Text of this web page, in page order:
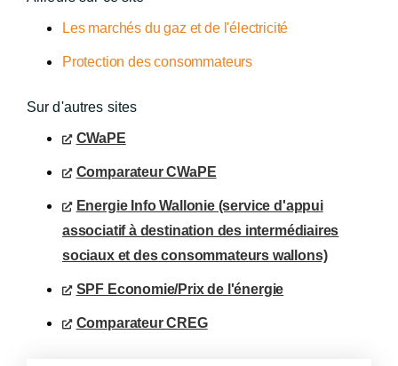
Les marchés du gaz et de l'électricité
Protection des consommateurs
Sur d'autres sites
CWaPE
Comparateur CWaPE
Energie Info Wallonie (service d'appui
associatif à destination des intermédiaires
sociaux et des consommateurs wallons)
SPF Economie/Prix de l'énergie
Comparateur CREG